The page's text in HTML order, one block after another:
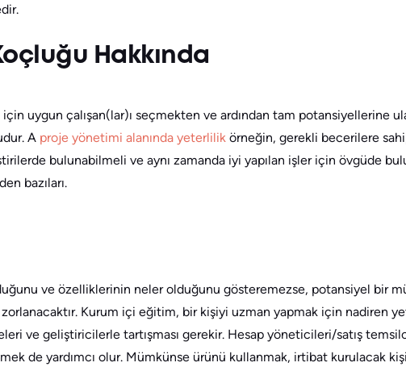
Hakkında
için uygun çalışan(lar)ı seçmekten ve ardından tam potansiyellerine
A proje yönetimi alanında yeterlilik örneğin, gerekli becerilere
bulunabilmeli ve aynı zamanda iyi yapılan işler için övgüde
bazıları.
ve özelliklerinin neler olduğunu gösteremezse, potansiyel bir
Kurum içi eğitim, bir kişiyi uzman yapmak için nadiren
ve geliştiricilerle tartışması gerekir. Hesap yöneticileri/satış
de yardımcı olur. Mümkünse ürünü kullanmak, irtibat kurulacak